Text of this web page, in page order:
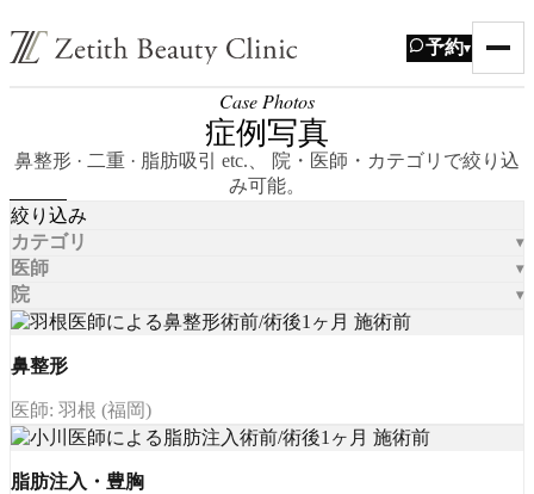
予約▾
Case Photos
症例写真
鼻整形 · 二重 · 脂肪吸引 etc.、 院・医師・カテゴリで絞り込
み可能。
絞り込み
カテゴリ
医師
院
鼻整形
医師: 羽根 (福岡)
脂肪注入・豊胸